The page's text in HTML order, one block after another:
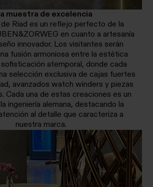
muestra de excelencia
Riad es un reflejo perfecto de la
en cuanto a artesanía
innovador. Los visitantes serán
fusión armoniosa entre la estética
atemporal, donde cada
selección exclusiva de cajas fuertes
avanzados watch winders y piezas
Cada una de estas creaciones es un
ingeniería alemana, destacando la
al detalle que caracteriza a
nuestra marca.